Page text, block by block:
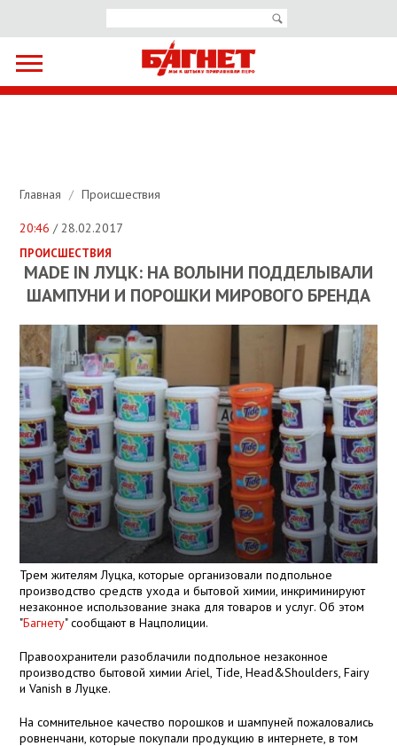
Главная / Происшествия
20:46 / 28.02.2017
ПРОИСШЕСТВИЯ
MADE IN ЛУЦК: НА ВОЛЫНИ ПОДДЕЛЫВАЛИ
ШАМПУНИ И ПОРОШКИ МИРОВОГО БРЕНДА
Трем жителям Луцка, которые организовали подпольное
производство средств ухода и бытовой химии, инкриминируют
незаконное использование знака для товаров и услуг. Об этом
"Багнету" сообщают в Нацполиции.
Правоохранители разоблачили подпольное незаконное
производство бытовой химии Ariel, Tide, Head&Shoulders, Fairy
и Vanish в Луцке.
На сомнительное качество порошков и шампуней пожаловались
ровненчани, которые покупали продукцию в интернете, в том